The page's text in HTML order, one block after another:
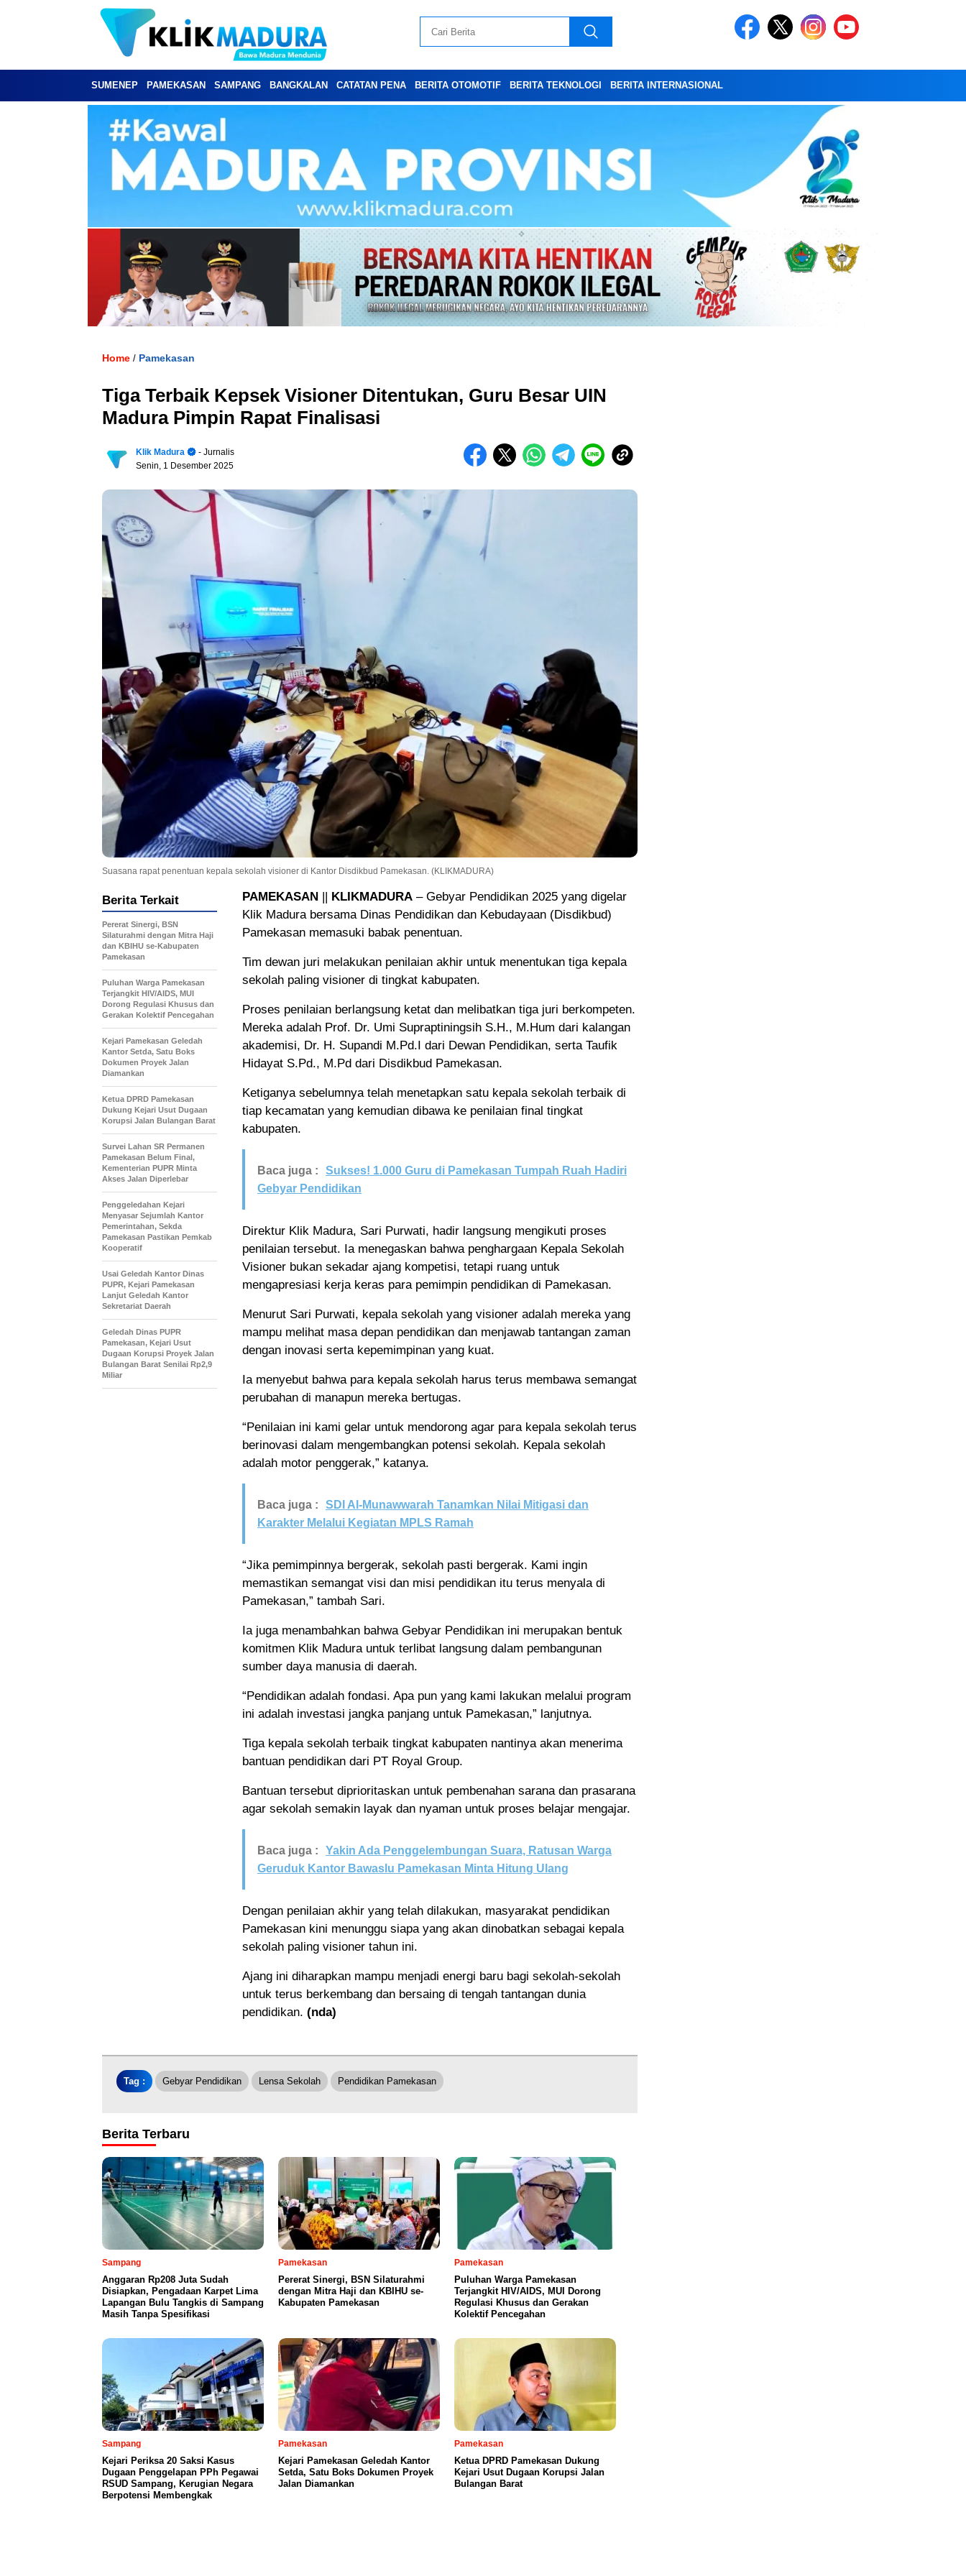
SUMENEP PAMEKASAN SAMPANG BANGKALAN CATATAN PENA BERITA OTOMOTIF BERITA TEKNOLOGI BERITA INTERNASIONAL
Home / Pamekasan
Tiga Terbaik Kepsek Visioner Ditentukan, Guru Besar UIN
Madura Pimpin Rapat Finalisasi
Klik Madura
- Jurnalis
Senin, 1 Desember 2025
Suasana rapat penentuan kepala sekolah visioner di Kantor Disdikbud Pamekasan. (KLIKMADURA)
PAMEKASAN || KLIKMADURA – Gebyar Pendidikan 2025 yang digelar
Klik Madura bersama Dinas Pendidikan dan Kebudayaan (Disdikbud)
Pamekasan memasuki babak penentuan.
Tim dewan juri melakukan penilaian akhir untuk menentukan tiga kepala
sekolah paling visioner di tingkat kabupaten.
Proses penilaian berlangsung ketat dan melibatkan tiga juri berkompeten.
Mereka adalah Prof. Dr. Umi Supraptiningsih S.H., M.Hum dari kalangan
akademisi, Dr. H. Supandi M.Pd.I dari Dewan Pendidikan, serta Taufik
Hidayat S.Pd., M.Pd dari Disdikbud Pamekasan.
Ketiganya sebelumnya telah menetapkan satu kepala sekolah terbaik di
tiap kecamatan yang kemudian dibawa ke penilaian final tingkat
kabupaten.
Baca juga :
Sukses! 1.000 Guru di Pamekasan Tumpah Ruah Hadiri
Gebyar Pendidikan
Direktur Klik Madura, Sari Purwati, hadir langsung mengikuti proses
penilaian tersebut. Ia menegaskan bahwa penghargaan Kepala Sekolah
Visioner bukan sekadar ajang kompetisi, tetapi ruang untuk
mengapresiasi kerja keras para pemimpin pendidikan di Pamekasan.
Menurut Sari Purwati, kepala sekolah yang visioner adalah mereka yang
mampu melihat masa depan pendidikan dan menjawab tantangan zaman
dengan inovasi serta kepemimpinan yang kuat.
Ia menyebut bahwa para kepala sekolah harus terus membawa semangat
perubahan di manapun mereka bertugas.
“Penilaian ini kami gelar untuk mendorong agar para kepala sekolah terus
berinovasi dalam mengembangkan potensi sekolah. Kepala sekolah
adalah motor penggerak,” katanya.
Baca juga :
SDI Al-Munawwarah Tanamkan Nilai Mitigasi dan
Karakter Melalui Kegiatan MPLS Ramah
“Jika pemimpinnya bergerak, sekolah pasti bergerak. Kami ingin
memastikan semangat visi dan misi pendidikan itu terus menyala di
Pamekasan,” tambah Sari.
Ia juga menambahkan bahwa Gebyar Pendidikan ini merupakan bentuk
komitmen Klik Madura untuk terlibat langsung dalam pembangunan
sumber daya manusia di daerah.
“Pendidikan adalah fondasi. Apa pun yang kami lakukan melalui program
ini adalah investasi jangka panjang untuk Pamekasan,” lanjutnya.
Tiga kepala sekolah terbaik tingkat kabupaten nantinya akan menerima
bantuan pendidikan dari PT Royal Group.
Bantuan tersebut diprioritaskan untuk pembenahan sarana dan prasarana
agar sekolah semakin layak dan nyaman untuk proses belajar mengajar.
Baca juga :
Yakin Ada Penggelembungan Suara, Ratusan Warga
Geruduk Kantor Bawaslu Pamekasan Minta Hitung Ulang
Dengan penilaian akhir yang telah dilakukan, masyarakat pendidikan
Pamekasan kini menunggu siapa yang akan dinobatkan sebagai kepala
sekolah paling visioner tahun ini.
Ajang ini diharapkan mampu menjadi energi baru bagi sekolah-sekolah
untuk terus berkembang dan bersaing di tengah tantangan dunia
pendidikan. (nda)
Berita Terkait
Pererat Sinergi, BSN
Silaturahmi dengan Mitra Haji
dan KBIHU se-Kabupaten
Pamekasan
Puluhan Warga Pamekasan
Terjangkit HIV/AIDS, MUI
Dorong Regulasi Khusus dan
Gerakan Kolektif Pencegahan
Kejari Pamekasan Geledah
Kantor Setda, Satu Boks
Dokumen Proyek Jalan
Diamankan
Ketua DPRD Pamekasan
Dukung Kejari Usut Dugaan
Korupsi Jalan Bulangan Barat
Survei Lahan SR Permanen
Pamekasan Belum Final,
Kementerian PUPR Minta
Akses Jalan Diperlebar
Penggeledahan Kejari
Menyasar Sejumlah Kantor
Pemerintahan, Sekda
Pamekasan Pastikan Pemkab
Kooperatif
Usai Geledah Kantor Dinas
PUPR, Kejari Pamekasan
Lanjut Geledah Kantor
Sekretariat Daerah
Geledah Dinas PUPR
Pamekasan, Kejari Usut
Dugaan Korupsi Proyek Jalan
Bulangan Barat Senilai Rp2,9
Miliar
Tag : Gebyar Pendidikan Lensa Sekolah Pendidikan Pamekasan
Berita Terbaru
Sampang
Anggaran Rp208 Juta Sudah
Disiapkan, Pengadaan Karpet Lima
Lapangan Bulu Tangkis di Sampang
Masih Tanpa Spesifikasi
Pamekasan
Pererat Sinergi, BSN Silaturahmi
dengan Mitra Haji dan KBIHU se-
Kabupaten Pamekasan
Pamekasan
Puluhan Warga Pamekasan
Terjangkit HIV/AIDS, MUI Dorong
Regulasi Khusus dan Gerakan
Kolektif Pencegahan
Sampang
Kejari Periksa 20 Saksi Kasus
Dugaan Penggelapan PPh Pegawai
RSUD Sampang, Kerugian Negara
Berpotensi Membengkak
Pamekasan
Kejari Pamekasan Geledah Kantor
Setda, Satu Boks Dokumen Proyek
Jalan Diamankan
Pamekasan
Ketua DPRD Pamekasan Dukung
Kejari Usut Dugaan Korupsi Jalan
Bulangan Barat